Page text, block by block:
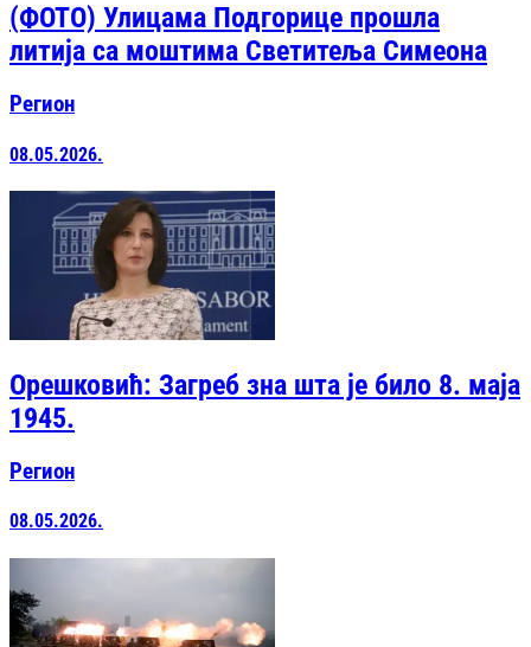
(ФОТО) Улицама Подгорице прошла
литија са моштима Светитеља Симеона
Регион
08.05.2026.
Орешковић: Загреб зна шта је било 8. маја
1945.
Регион
08.05.2026.